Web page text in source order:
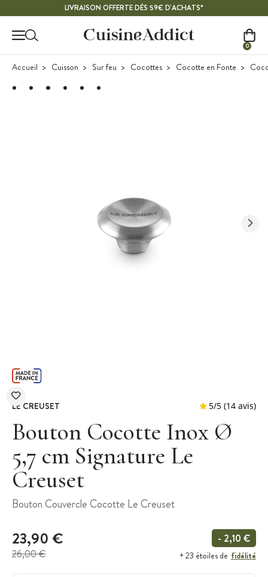
LIVRAISON OFFERTE DÈS 59€ D'ACHATS*
0
Accueil Cuisson Sur feu Cocottes Cocotte en Fonte
LE CREUSET
Bouton Cocotte Inox Ø
5,7 cm Signature Le
Creuset
Bouton Couvercle Cocotte Le Creuset
23,90 €
26,00 €
- 2,10 €
+ 23 étoiles de fidélité